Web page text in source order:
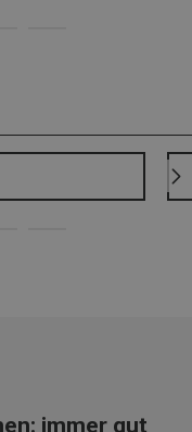
immer gut